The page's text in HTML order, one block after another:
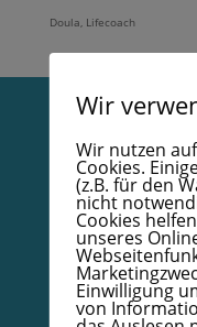
Doula, Lifecoach
Impressum
AGB
Kodex
Wir
Wir nutzen
Cookies.
(z.B. für den
nicht
Cookies
unseres
Einwilligung
von